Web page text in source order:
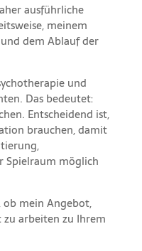
ausführliche
meinem
dem Ablauf der
und
Das bedeutet:
Entscheidend ist,
brauchen, damit
Spielraum möglich
ob mein Angebot,
arbeiten zu Ihrem